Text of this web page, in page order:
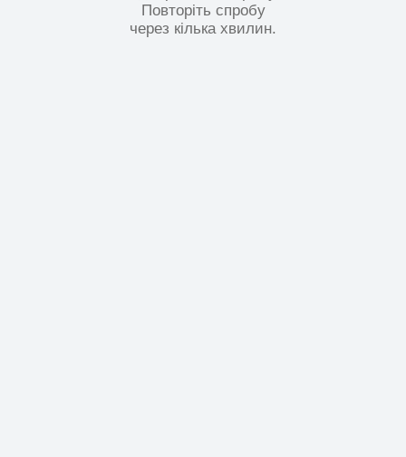
Повторіть спробу
через кілька хвилин.